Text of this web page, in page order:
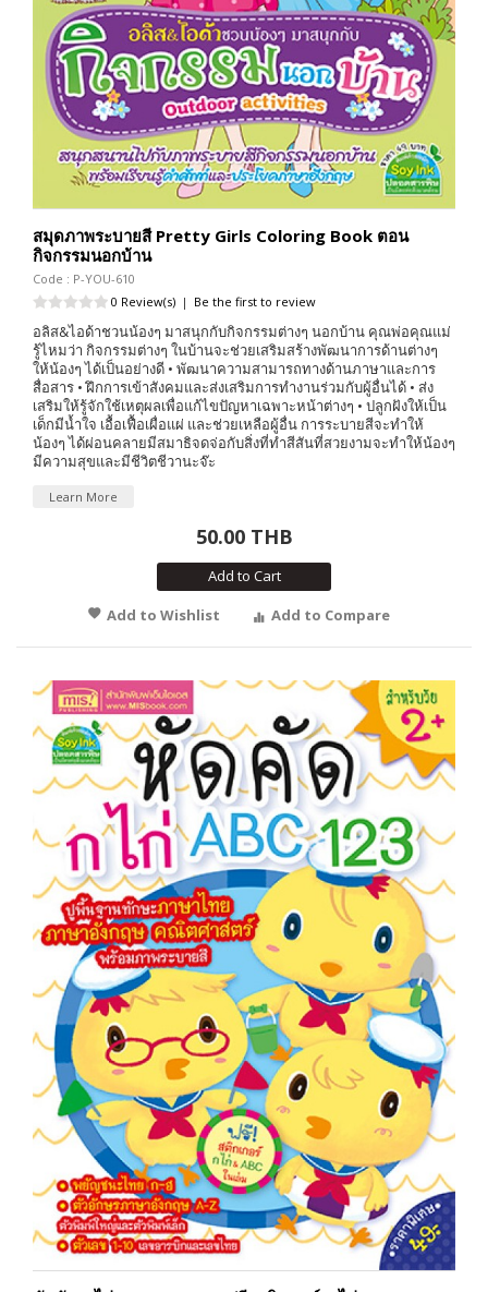
สมุดภาพระบายสี Pretty Girls Coloring Book ตอน
กิจกรรมนอกบ้าน
Code : P-YOU-610
0 Review(s) | Be the first to review
อลิส&ไอด้าชวนน้องๆ มาสนุกกับกิจกรรมต่างๆ นอกบ้าน คุณพ่อคุณแม่
รู้ไหมว่า กิจกรรมต่างๆ ในบ้านจะช่วยเสริมสร้างพัฒนาการด้านต่างๆ
ให้น้องๆ ได้เป็นอย่างดี • พัฒนาความสามารถทางด้านภาษาและการ
สื่อสาร • ฝึกการเข้าสังคมและส่งเสริมการทำงานร่วมกับผู้อื่นได้ • ส่ง
เสริมให้รู้จักใช้เหตุผลเพื่อแก้ไขปัญหาเฉพาะหน้าต่างๆ • ปลูกฝังให้เป็น
เด็กมีน้ำใจ เอื้อเฟื้อเผื่อแผ่ และช่วยเหลือผู้อื่น การระบายสีจะทำให้
น้องๆ ได้ผ่อนคลายมีสมาธิจดจ่อกับสิ่งที่ทำสีสันที่สวยงามจะทำให้น้องๆ
มีความสุขและมีชีวิตชีวานะจ๊ะ
Learn More
50.00 THB
Add to Cart
Add to Wishlist
Add to Compare